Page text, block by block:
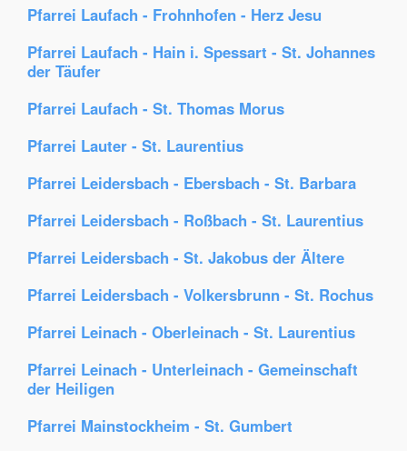
Pfarrei Laufach - Frohnhofen - Herz Jesu
Pfarrei Laufach - Hain i. Spessart - St. Johannes
der Täufer
Pfarrei Laufach - St. Thomas Morus
Pfarrei Lauter - St. Laurentius
Pfarrei Leidersbach - Ebersbach - St. Barbara
Pfarrei Leidersbach - Roßbach - St. Laurentius
Pfarrei Leidersbach - St. Jakobus der Ältere
Pfarrei Leidersbach - Volkersbrunn - St. Rochus
Pfarrei Leinach - Oberleinach - St. Laurentius
Pfarrei Leinach - Unterleinach - Gemeinschaft
der Heiligen
Pfarrei Mainstockheim - St. Gumbert